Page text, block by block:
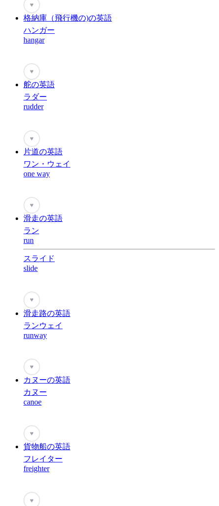
♥
格納庫（飛行機の)の英語
ハンガー
hangar
♥
舵の英語
ラダー
rudder
♥
片道の英語
ワン・ウェイ
one way
♥
滑走の英語
ラン
run
スライド
slide
♥
滑走路の英語
ランウェイ
runway
♥
カヌーの英語
カヌー
canoe
♥
貨物船の英語
フレイター
freighter
♥